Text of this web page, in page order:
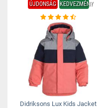
ÚJDONSÁG KEDVEZMÉNY
Didriksons Lux Kids Jacket